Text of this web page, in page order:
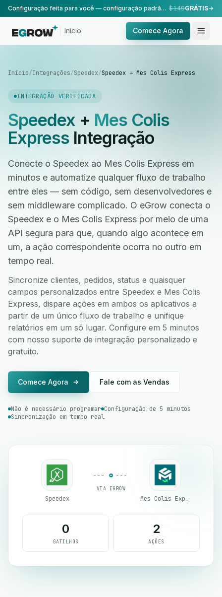
Configuração feita para você — configuração padrão, realizada pela nossa equipe. $149GRÁTIS
Início Comece Agora
Início/Integrações/Speedex/Speedex + Mes Colis Express
INTEGRAÇÃO VERIFICADA
Speedex+ Mes Colis
ExpressIntegração
Conecte o Speedex ao Mes Colis Express em
minutos e automatize qualquer fluxo de trabalho
entre eles — sem código, sem desenvolvedores e
sem middleware complicado. O eGrow conecta o
Speedex e o Mes Colis Express por meio de uma
API segura para que, quando algo acontece em
um, a ação correspondente ocorra no outro em
tempo real.
Sincronize clientes, pedidos, status e quaisquer
campos personalizados entre Speedex e Mes Colis
Express, dispare ações em ambos os aplicativos a
partir de um único fluxo de trabalho e unifique
relatórios em um só lugar. Configure em 5 minutos
com nosso suporte de integração personalizado e
gratuito.
Comece Agora Fale com as Vendas
Não é necessário programar Configuração de 5 minutos
Sincronização em tempo real
Speedex
VIA EGROW
Mes Colis Express
0
GATILHOS
2
AÇÕES